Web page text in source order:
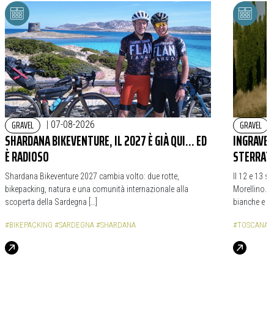
GRAVEL | 07-08-2026
SHARDANA BIKEVENTURE, IL 2027 È GIÀ QUI… ED
È RADIOSO
Shardana Bikeventure 2027 cambia volto: due rotte,
bikepacking, natura e una comunità internazionale alla
scoperta della Sardegna […]
#BIKEPACKING #SARDEGNA #SHARDANA
GRAVEL
Il 12 e 13
Morellino.
bianche e
#TOSCANA